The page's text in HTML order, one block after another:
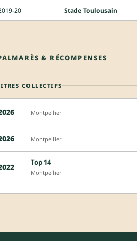
20 Stade Toulousain
& RÉCOMPENSES
COLLECTIFS
Montpellier
Montpellier
Top 14
Montpellier